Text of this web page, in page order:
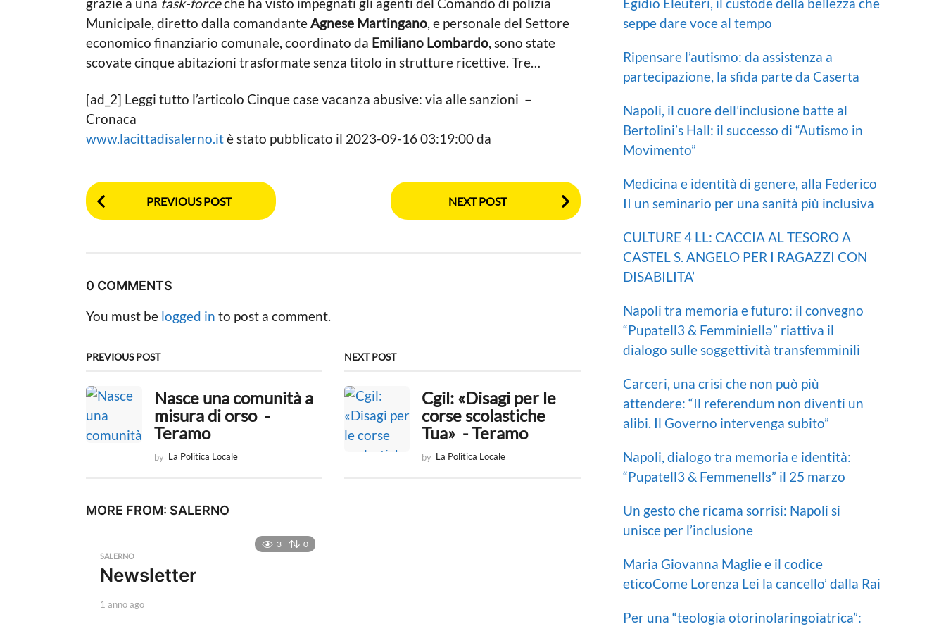
a
n
n
i
g
o
i
t
i
c
a
o
c
a
l
e
o
grazie a una task-forceche ha visto impegnati gli agenti del Comando di polizia
Municipale, diretto dalla comandanteAgnese Martingano, e personale del Settore
economico finanziario comunale, coordinato da Emiliano Lombardo, sono state
scovate cinque abitazioni trasformate senza titolo in strutture ricettive. Tre…
[ad_2] Leggi tutto l’articolo Cinque case vacanza abusive: via alle sanzioni –
Cronaca
www.lacittadisalerno.itè stato pubblicato il 2023-09-16 03:19:00 da
P
o
t
a
g
i
n
a
o
PREVIOUS POST NEXT POST
0 COMMENTS
You must be logged in to post a comment.
PREVIOUS POST
Nasce una comunità a
misura di orso -
Teramo
by La Politica Locale
NEXT POST
Cgil: «Disagi per le
corse scolastiche
Tua» - Teramo
by La Politica Locale
MORE FROM: SALERNO
3 0
SALERNO
Newsletter
1 anno ago
seppe dare voce al tempo
Ripensare l’autismo: da assistenza a
partecipazione, la sfida parte da Caserta
Napoli, il cuore dell’inclusione batte al
Bertolini’s Hall: il successo di “Autismo in
Movimento”
Medicina e identità di genere, alla Federico
II un seminario per una sanità più inclusiva
CULTURE 4 LL: CACCIA AL TESORO A
CASTEL S. ANGELO PER I RAGAZZI CON
DISABILITA’
Napoli tra memoria e futuro: il convegno
“Pupatell3 & Femminiellə” riattiva il
dialogo sulle soggettività transfemminili
Carceri, una crisi che non può più
attendere: “Il referendum non diventi un
alibi. Il Governo intervenga subito”
Napoli, dialogo tra memoria e identità:
“Pupatell3 & Femmenellɜ” il 25 marzo
Un gesto che ricama sorrisi: Napoli si
unisce per l’inclusione
Maria Giovanna Maglie e il codice
eticoCome Lorenza Lei la cancello’ dalla Rai
Per una “teologia otorinolaringoiatrica”: